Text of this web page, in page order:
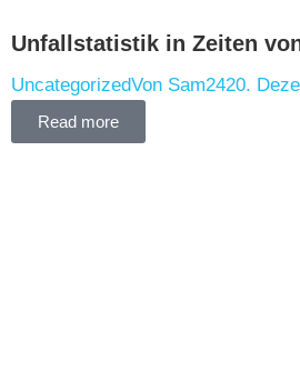
Unfallstatistik in Zeiten
UncategorizedVon Sam2420.
Read more